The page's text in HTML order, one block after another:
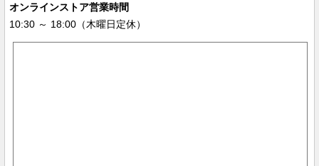
オンラインストア営業時間
10:30 ～ 18:00（木曜日定休）